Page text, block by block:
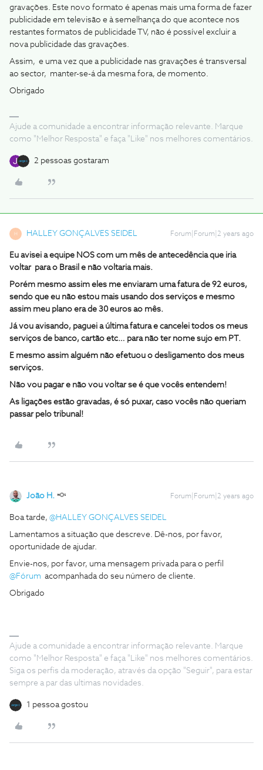
gravações. Este novo formato é apenas mais uma forma de fazer
publicidade em televisão e à semelhança do que acontece nos
restantes formatos de publicidade TV, não é possível excluir a
nova publicidade das gravações.
Assim, e uma vez que a publicidade nas gravações é transversal
ao sector, manter-se-á da mesma fora, de momento.
Obrigado
Ajude a comunidade a encontrar informação relevante. Marque
como "Melhor Resposta" e faça "Like" nos melhores comentários.
2 pessoas gostaram
HALLEY GONÇALVES SEIDEL Forum|Forum|2 years ago
Eu avisei a equipe NOS com um mês de antecedência que iria
voltar para o Brasil e não voltaria mais.
Porém mesmo assim eles me enviaram uma fatura de 92 euros,
sendo que eu não estou mais usando dos serviços e mesmo
assim meu plano era de 30 euros ao mês.
Já vou avisando, paguei a última fatura e cancelei todos os meus
serviços de banco, cartão etc… para não ter nome sujo em PT.
E mesmo assim alguém não efetuou o desligamento dos meus
serviços.
Não vou pagar e não vou voltar se é que vocês entendem!
As ligações estão gravadas, é só puxar, caso vocês não queriam
passar pelo tribunal!
João H. Forum|Forum|2 years ago
Boa tarde, @HALLEY GONÇALVES SEIDEL
Lamentamos a situação que descreve. Dê-nos, por favor,
oportunidade de ajudar.
Envie-nos, por favor, uma mensagem privada para o perfil
@Fórum acompanhada do seu número de cliente.
Obrigado
Ajude a comunidade a encontrar informação relevante. Marque
como "Melhor Resposta" e faça "Like" nos melhores comentários.
Siga os perfis da moderação, através da opção "Seguir", para estar
sempre a par das ultimas novidades.
1 pessoa gostou